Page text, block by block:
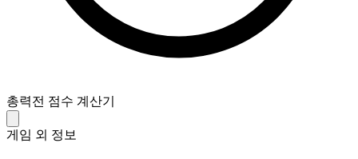
총력전 점수 계산기
게임 외 정보